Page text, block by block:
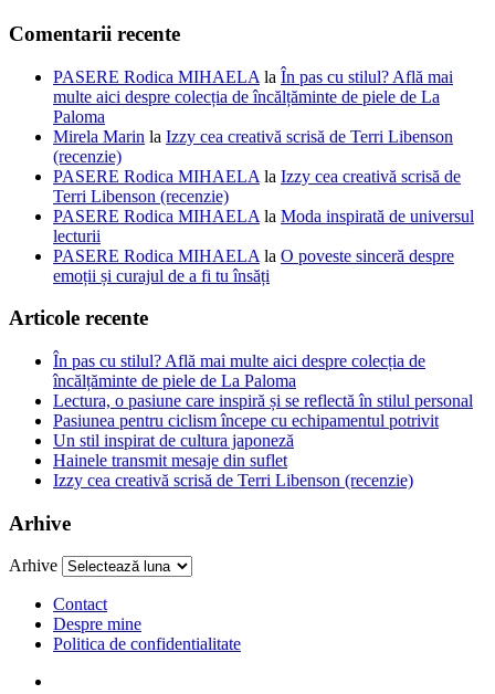
Comentarii recente
PASERE Rodica MIHAELA la În pas cu stilul? Află mai
multe aici despre colecția de încălțăminte de piele de La
Paloma
Mirela Marin la Izzy cea creativă scrisă de Terri Libenson
(recenzie)
PASERE Rodica MIHAELA la Izzy cea creativă scrisă de
Terri Libenson (recenzie)
PASERE Rodica MIHAELA la Moda inspirată de universul
lecturii
PASERE Rodica MIHAELA la O poveste sinceră despre
emoții și curajul de a fi tu însăți
Articole recente
În pas cu stilul? Află mai multe aici despre colecția de
încălțăminte de piele de La Paloma
Lectura, o pasiune care inspiră și se reflectă în stilul personal
Pasiunea pentru ciclism începe cu echipamentul potrivit
Un stil inspirat de cultura japoneză
Hainele transmit mesaje din suflet
Izzy cea creativă scrisă de Terri Libenson (recenzie)
Arhive
Arhive
Contact
Despre mine
Politica de confidentialitate